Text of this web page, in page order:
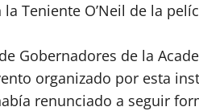
Teniente O’Neil de la
Gobernadores de la
organizado por esta
renunciado a seguir